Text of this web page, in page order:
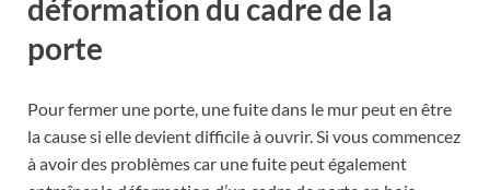
déformation du cadre de la
porte
Pour fermer une porte, une fuite dans le mur peut en être
la cause si elle devient difficile à ouvrir. Si vous commencez
à avoir des problèmes car une fuite peut également